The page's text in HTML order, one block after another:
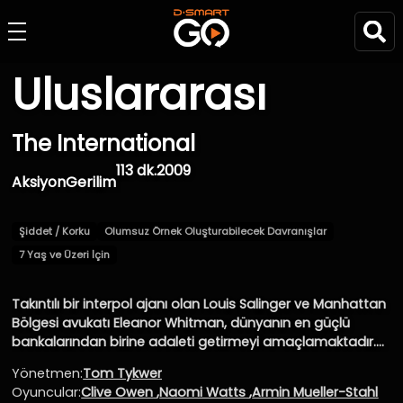
Uluslararası
The International
AksiyonGerilim
113 dk.2009
Şiddet / Korku
Olumsuz Örnek Oluşturabilecek Davranışlar
7 Yaş ve Üzeri İçin
Takıntılı bir interpol ajanı olan Louis Salinger ve Manhattan
Bölgesi avukatı Eleanor Whitman, dünyanın en güçlü
bankalarından birine adaleti getirmeyi amaçlamaktadır.
işlemleri su yüzüne çıkarırlar.Salinger ve Whitman’ın
araştırmaları, onları Berlin’den Milano’ya oradan New York’a
Yönetmen:Tom Tykwer
Oyuncular:Clive Owen ,Naomi Watts ,Armin Mueller-Stahl